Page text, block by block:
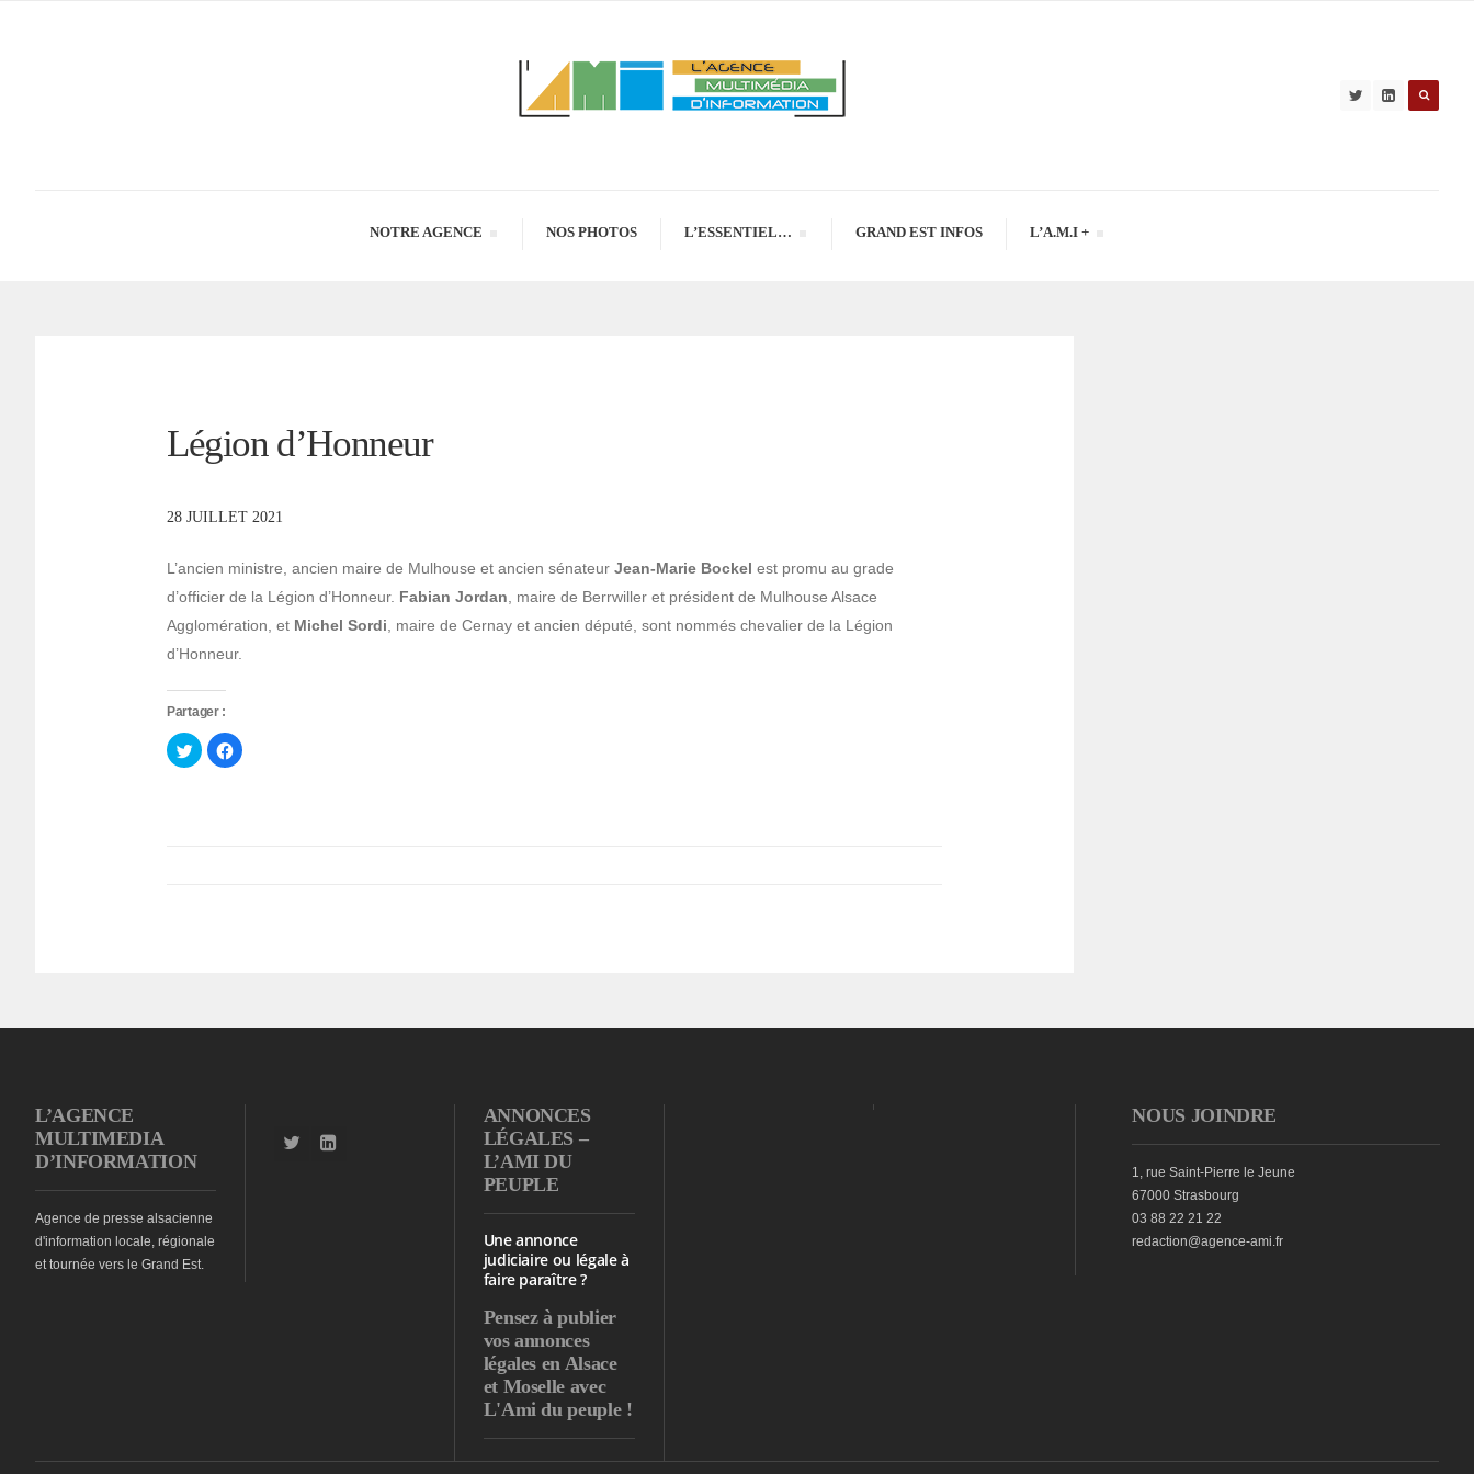
NOTRE AGENCE NOS PHOTOS L’ESSENTIEL… GRAND EST INFOS L’A.M.I +
Légion d’Honneur
28 JUILLET 2021
L’ancien ministre, ancien maire de Mulhouse et ancien sénateur Jean-Marie Bockel est promu au grade
d’officier de la Légion d’Honneur. Fabian Jordan , maire de Berrwiller et président de Mulhouse Alsace
Agglomération, et Michel Sordi , maire de Cernay et ancien député, sont nommés chevalier de la Légion
d’Honneur.
Partager :
Cliquez
pour
partager
Cliquez
pour
L’AGENCE
MULTIMEDIA
D’INFORMATION
Agence de presse alsacienne
d'information locale, régionale
et tournée vers le Grand Est.
ANNONCES
LÉGALES –
L’AMI DU
PEUPLE
Une annonce
judiciaire ou légale à
faire paraître ?
Pensez à publier
vos annonces
légales en Alsace
et Moselle avec
L'Ami du peuple !
NOUS JOINDRE
1, rue Saint-Pierre le Jeune
67000 Strasbourg
03 88 22 21 22
redaction@agence-ami.fr